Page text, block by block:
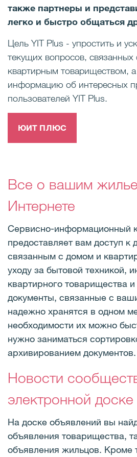
также партнеры и
легко и быстро общаться
Цель YIT Plus - упростить и
текущих вопросов,
квартирным товариществом,
информацию об интересных
пользователей YIT Plus.
ЮИТ ПЛЮС
Все о вашим
Интернете
Сервисно-информационный
предоставляет вам доступ к
связанным с домом и
уходу за бытовой техникой,
квартирного товарищества
документы, связанные с
надежно хранятся в одном
необходимости их можно
нужно заниматься
архивированием документов.
Новости
электронной
На доске объявлений вы
объявления товарищества,
объявления жильцов. Кроме